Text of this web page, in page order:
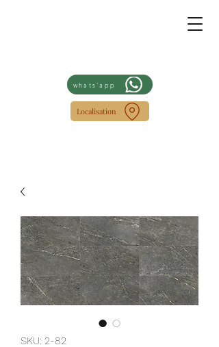
whats'app
Localisation
SKU: 2-82